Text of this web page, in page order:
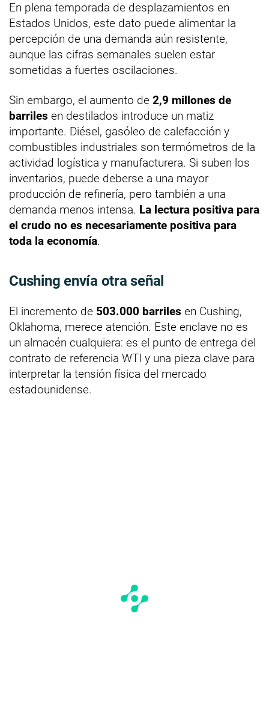
En plena temporada de desplazamientos en
Estados Unidos, este dato puede alimentar la
percepción de una demanda aún resistente,
aunque las cifras semanales suelen estar
sometidas a fuertes oscilaciones.
Sin embargo, el aumento de 2,9 millones de
barriles en destilados introduce un matiz
importante. Diésel, gasóleo de calefacción y
combustibles industriales son termómetros de la
actividad logística y manufacturera. Si suben los
inventarios, puede deberse a una mayor
producción de refinería, pero también a una
demanda menos intensa. La lectura positiva para
el crudo no es necesariamente positiva para
toda la economía.
Cushing envía otra señal
El incremento de 503.000 barriles en Cushing,
Oklahoma, merece atención. Este enclave no es
un almacén cualquiera: es el punto de entrega del
contrato de referencia WTI y una pieza clave para
interpretar la tensión física del mercado
estadounidense.